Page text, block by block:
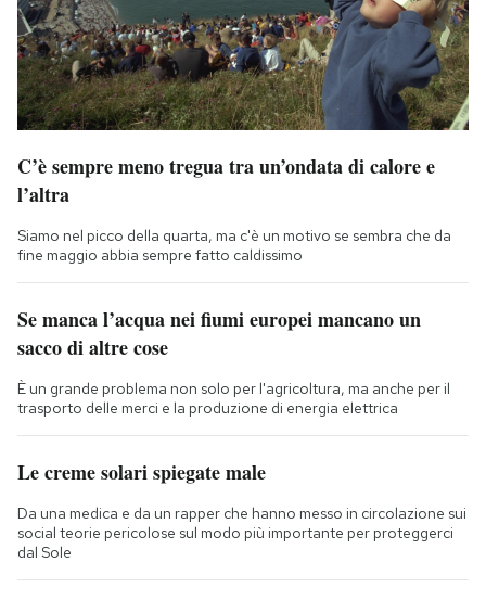
C’è sempre meno tregua tra un’ondata di calore e
l’altra
Siamo nel picco della quarta, ma c'è un motivo se sembra che da
fine maggio abbia sempre fatto caldissimo
Se manca l’acqua nei fiumi europei mancano un
sacco di altre cose
È un grande problema non solo per l'agricoltura, ma anche per il
trasporto delle merci e la produzione di energia elettrica
Le creme solari spiegate male
Da una medica e da un rapper che hanno messo in circolazione sui
social teorie pericolose sul modo più importante per proteggerci
dal Sole